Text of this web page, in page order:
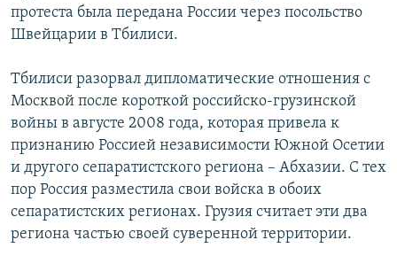
СОЦИАЛЬНЫЕ СЕТИ
Все сайты РСЕ/РС
протеста была передана России через посольство
Швейцарии в Тбилиси.
Тбилиси разорвал дипломатические отношения с
Москвой после короткой российско-грузинской
войны в августе 2008 года, которая привела к
признанию Россией независимости Южной Осетии
и другого сепаратистского региона – Абхазии. С тех
пор Россия разместила свои войска в обоих
сепаратистских регионах. Грузия считает эти два
региона частью своей суверенной территории.